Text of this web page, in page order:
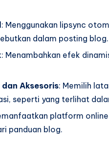
: Menggunakan lipsync
dalam posting blog.
: Menambahkan efek
Aksesoris: Memilih
seperti yang terlihat
platform
panduan blog.